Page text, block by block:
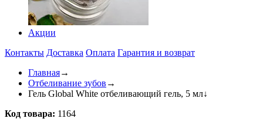
Акции
Контакты Доставка Оплата Гарантия и возврат
Главная→
Отбеливание зубов →
Гель Global White отбеливающий гель, 5 мл↓
Код товара: 1164